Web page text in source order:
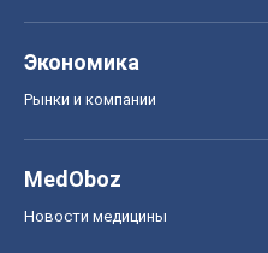
Экономика
Рынки и компании
MedOboz
Новости медицины